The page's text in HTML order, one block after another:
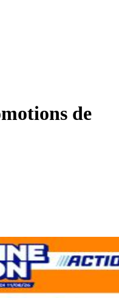
de